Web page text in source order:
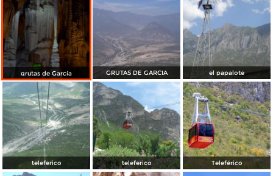
grutas de García GRUTAS DE GARCIA el papalote
teleferico teleferico Teleférico